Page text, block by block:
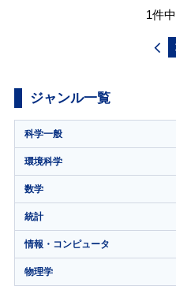
1件
ジャンル一覧
科学一般
環境科学
数学
統計
情報・コンピュータ
物理学